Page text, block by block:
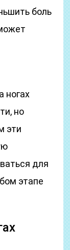
боль
ногах
но
эти
для
этапе